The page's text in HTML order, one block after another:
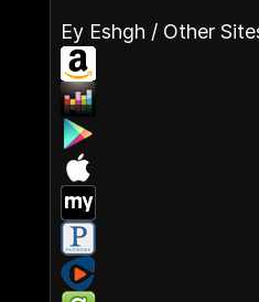
Ey Eshgh / Other